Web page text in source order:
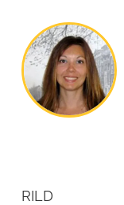
RILD